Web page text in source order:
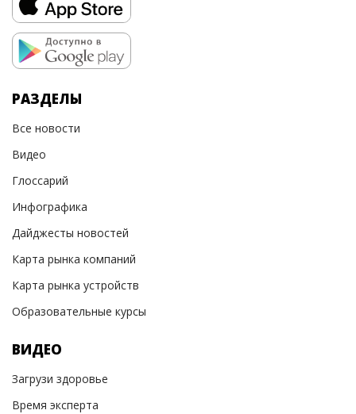
РАЗДЕЛЫ
Все новости
Видео
Глоссарий
Инфографика
Дайджесты новостей
Карта рынка компаний
Карта рынка устройств
Образовательные курсы
ВИДЕО
Загрузи здоровье
Время эксперта